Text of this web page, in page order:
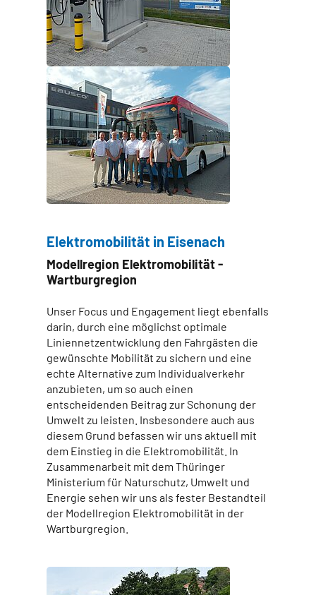
Elektromobilität in Eisenach
Modellregion Elektromobilität -
Wartburgregion
Unser Focus und Engagement liegt ebenfalls
darin, durch eine möglichst optimale
Liniennetzentwicklung den Fahrgästen die
gewünschte Mobilität zu sichern und eine
echte Alternative zum Individualverkehr
anzubieten, um so auch einen
entscheidenden Beitrag zur Schonung der
Umwelt zu leisten. Insbesondere auch aus
diesem Grund befassen wir uns aktuell mit
dem Einstieg in die Elektromobilität. In
Zusammenarbeit mit dem Thüringer
Ministerium für Naturschutz, Umwelt und
Energie sehen wir uns als fester Bestandteil
der Modellregion Elektromobilität in der
Wartburgregion.